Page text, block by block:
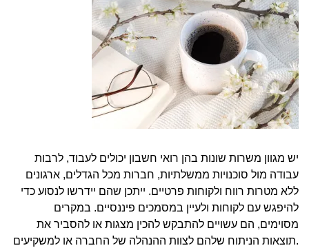
יש מגוון משרות שונות בהן רואי חשבון יכולים לעבוד, לרבות
עבודה מול סוכנויות ממשלתיות, חברות מכל הגדלים, ארגונים
ללא מטרות רווח ולקוחות פרטיים. ייתכן שהם יידרשו לנסוע כדי
להיפגש עם לקוחות ולעיין במסמכים פיננסיים. במקרים
מסוימים, הם עשויים להתבקש להכין מצגות או להסביר את
תוצאות הניתוח שלהם לצוות ההנהלה של החברה או למשקיעים.